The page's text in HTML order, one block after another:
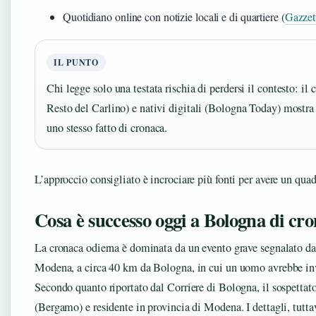
Quotidiano online con notizie locali e di quartiere (
IL PUNTO
Chi legge solo una testata rischia di perdersi il contesto: il
Resto del Carlino) e nativi digitali (Bologna Today) mostra
uno stesso fatto di cronaca.
L’approccio consigliato è incrociare più fonti per avere un
Cosa è successo oggi a Bologna di
La cronaca odierna è dominata da un evento grave segnalato
Modena, a circa 40 km da Bologna, in cui un uomo avrebbe
Secondo quanto riportato dal Corriere di Bologna, il
(Bergamo) e residente in provincia di Modena. I dettagli,